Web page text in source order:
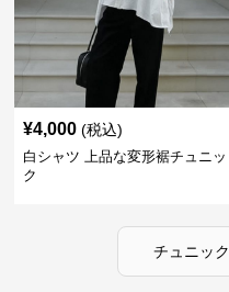
¥4,000 (税込)
白シャツ 上品な変形裾チュニッ
ク
チュニック